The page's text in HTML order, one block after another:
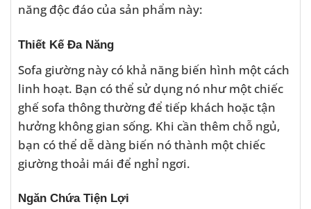
năng độc đáo của sản phẩm này:
Thiết Kế Đa Năng
Sofa giường này có khả năng biến hình một cách
linh hoạt. Bạn có thể sử dụng nó như một chiếc
ghế sofa thông thường để tiếp khách hoặc tận
hưởng không gian sống. Khi cần thêm chỗ ngủ,
bạn có thể dễ dàng biến nó thành một chiếc
giường thoải mái để nghỉ ngơi.
Ngăn Chứa Tiện Lợi